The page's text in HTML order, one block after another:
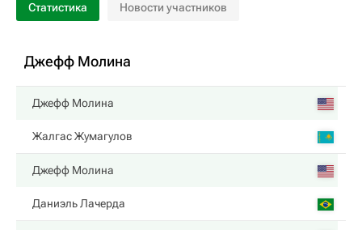
Статистика Новости участников
Джефф Молина
Джефф Молина
Жалгас Жумагулов
Джефф Молина
Даниэль Лачерда